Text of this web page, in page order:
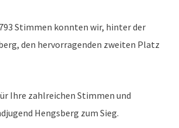
Stimmen konnten wir, hinter der
den hervorragenden zweiten Platz
Ihre zahlreichen Stimmen und
Hengsberg zum Sieg.